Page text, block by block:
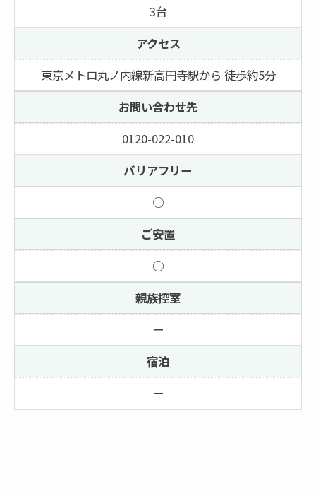
3台
アクセス
東京メトロ丸ノ内線新高円寺駅から 徒歩約5分
お問い合わせ先
0120-022-010
バリアフリー
○
ご安置
○
親族控室
ー
宿泊
ー